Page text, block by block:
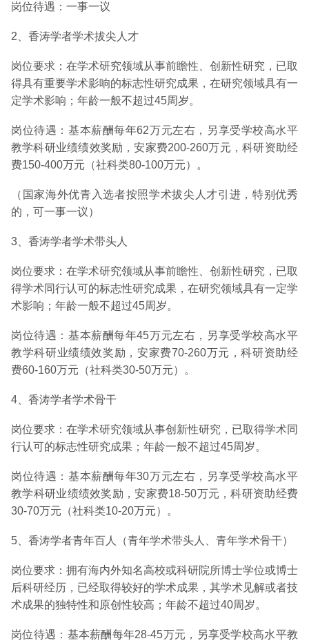
岗位待遇：一事一议
2、香涛学者学术拔尖人才
岗位要求：在学术研究领域从事前瞻性、创新性研究，已取
得具有重要学术影响的标志性研究成果，在研究领域具有一
定学术影响；年龄一般不超过45周岁。
岗位待遇：基本薪酬每年62万元左右，另享受学校高水平
教学科研业绩绩效奖励，安家费200-260万元，科研资助经
费150-400万元（社科类80-100万元）。
（国家海外优青入选者按照学术拔尖人才引进，特别优秀
的，可一事一议）
3、香涛学者学术带头人
岗位要求：在学术研究领域从事前瞻性、创新性研究，已取
得学术同行认可的标志性研究成果，在研究领域具有一定学
术影响；年龄一般不超过45周岁。
岗位待遇：基本薪酬每年45万元左右，另享受学校高水平
教学科研业绩绩效奖励，安家费70-260万元，科研资助经
费60-160万元（社科类30-50万元）。
4、香涛学者学术骨干
岗位要求：在学术研究领域从事创新性研究，已取得学术同
行认可的标志性研究成果；年龄一般不超过45周岁。
岗位待遇：基本薪酬每年30万元左右，另享受学校高水平
教学科研业绩绩效奖励，安家费18-50万元，科研资助经费
30-70万元（社科类10-20万元）。
5、香涛学者青年百人（青年学术带头人、青年学术骨干）
岗位要求：拥有海内外知名高校或科研院所博士学位或博士
后科研经历，已经取得较好的学术成果，其学术见解或者技
术成果的独特性和原创性较高；年龄不超过40周岁。
岗位待遇：基本薪酬每年28-45万元，另享受学校高水平教